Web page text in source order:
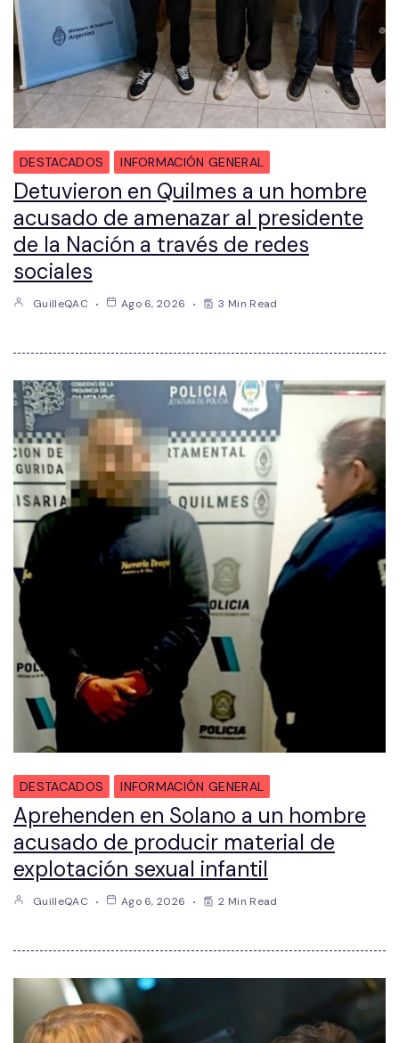
DESTACADOS INFORMACIÓN GENERAL
Detuvieron en Quilmes a un hombre
acusado de amenazar al presidente
de la Nación a través de redes
sociales
GuilleQAC Ago 6, 2026 3 Min Read
DESTACADOS INFORMACIÓN GENERAL
Aprehenden en Solano a un hombre
acusado de producir material de
explotación sexual infantil
GuilleQAC Ago 6, 2026 2 Min Read